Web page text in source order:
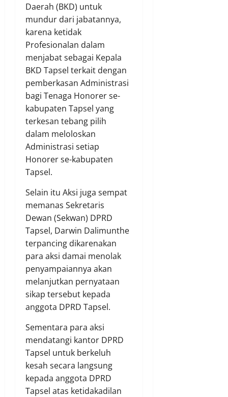
Daerah (BKD) untuk
mundur dari jabatannya,
karena ketidak
Profesionalan dalam
menjabat sebagai Kepala
BKD Tapsel terkait dengan
pemberkasan Administrasi
bagi Tenaga Honorer se-
kabupaten Tapsel yang
terkesan tebang pilih
dalam meloloskan
Administrasi setiap
Honorer se-kabupaten
Tapsel.
Selain itu Aksi juga sempat
memanas Sekretaris
Dewan (Sekwan) DPRD
Tapsel, Darwin Dalimunthe
terpancing dikarenakan
para aksi damai menolak
penyampaiannya akan
melanjutkan pernyataan
sikap tersebut kepada
anggota DPRD Tapsel.
Sementara para aksi
mendatangi kantor DPRD
Tapsel untuk berkeluh
kesah secara langsung
kepada anggota DPRD
Tapsel atas ketidakadilan